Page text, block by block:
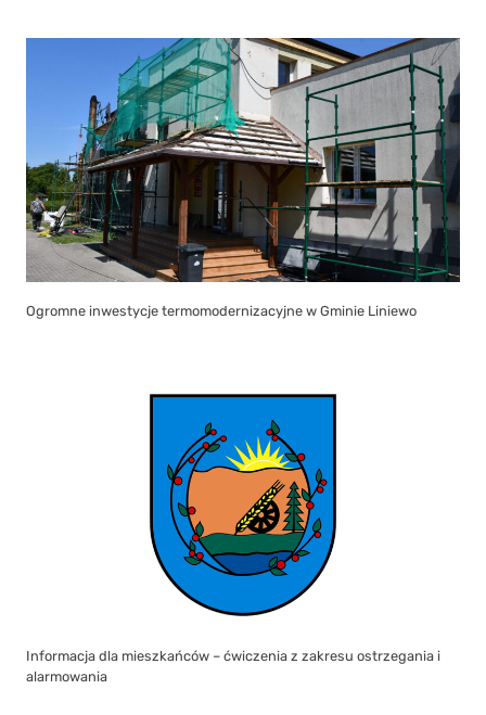
Ogromne inwestycje termomodernizacyjne w Gminie Liniewo
Informacja dla mieszkańców – ćwiczenia z zakresu ostrzegania i
alarmowania